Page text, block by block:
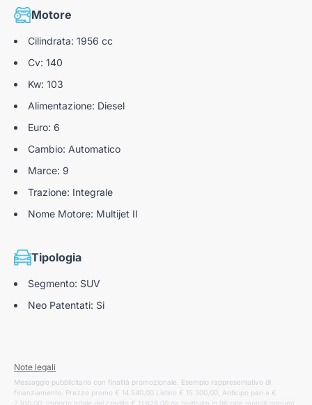
Motore
Cilindrata: 1956 cc
Cv: 140
Kw: 103
Alimentazione: Diesel
Euro: 6
Cambio: Automatico
Marce: 9
Trazione: Integrale
Nome Motore: Multijet II
Tipologia
Segmento: SUV
Neo Patentati: Si
Note legali
Messaggio pubblicitario con finalità promozionale. Esempio rappresentativo di
finanziamento: Prezzo promo € 14.540,00 Listino € 15.300,00; Anticipo pari a €
2.910,00. Importo totale del credito € 11.628,00 da restituire in 96 rate mensili ognuna